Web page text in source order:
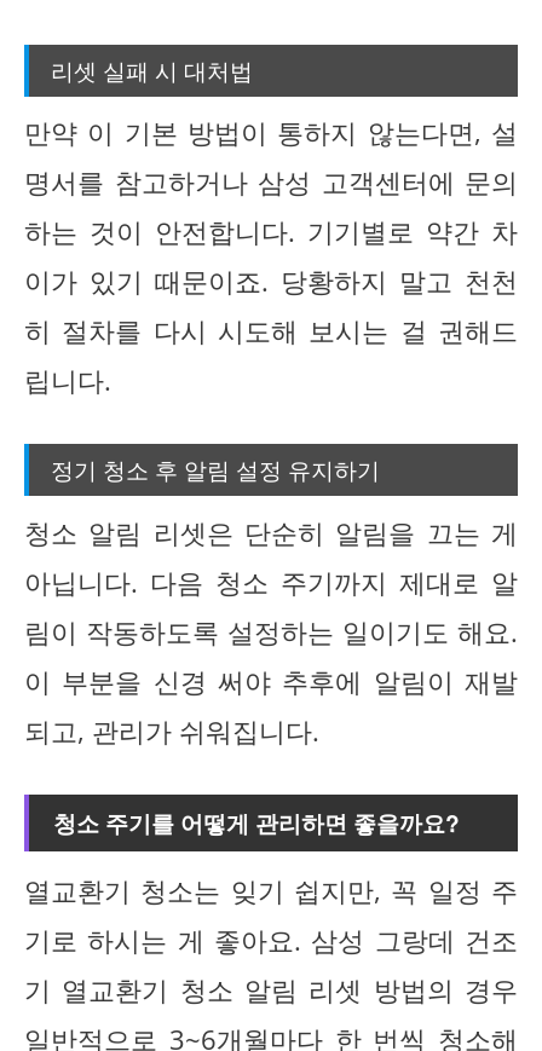
리셋 실패 시 대처법
만약 이 기본 방법이 통하지 않는다면, 설
명서를 참고하거나 삼성 고객센터에 문의
하는 것이 안전합니다. 기기별로 약간 차
이가 있기 때문이죠. 당황하지 말고 천천
히 절차를 다시 시도해 보시는 걸 권해드
립니다.
정기 청소 후 알림 설정 유지하기
청소 알림 리셋은 단순히 알림을 끄는 게
아닙니다. 다음 청소 주기까지 제대로 알
림이 작동하도록 설정하는 일이기도 해요.
이 부분을 신경 써야 추후에 알림이 재발
되고, 관리가 쉬워집니다.
청소 주기를 어떻게 관리하면 좋을까요?
열교환기 청소는 잊기 쉽지만, 꼭 일정 주
기로 하시는 게 좋아요. 삼성 그랑데 건조
기 열교환기 청소 알림 리셋 방법의 경우
일반적으로 3~6개월마다 한 번씩 청소해